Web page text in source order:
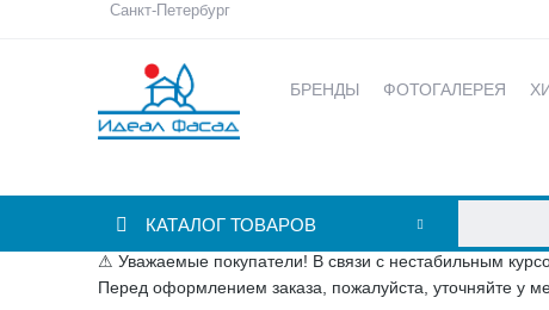
Санкт-Петербург
БРЕНДЫ ФОТОГАЛЕРЕЯ
КАТАЛОГ ТОВАРОВ
⚠ Уважаемые покупатели! В связи с нестабильным
Перед оформлением заказа, пожалуйста, уточняйте у